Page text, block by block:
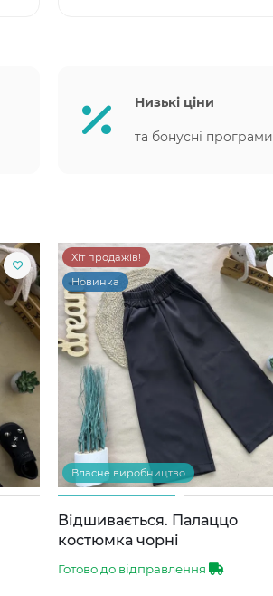
Низькі ціни
та бонусні програми
Хіт продажів!
Новинка
Власне виробництво
Відшивається. Палаццо
костюмка чорні
Готово до відправлення